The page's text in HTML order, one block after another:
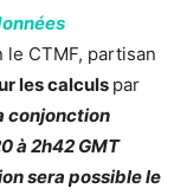
le CTMF, partisan
les calculs par
conjonction
à 2h42 GMT
sera possible le